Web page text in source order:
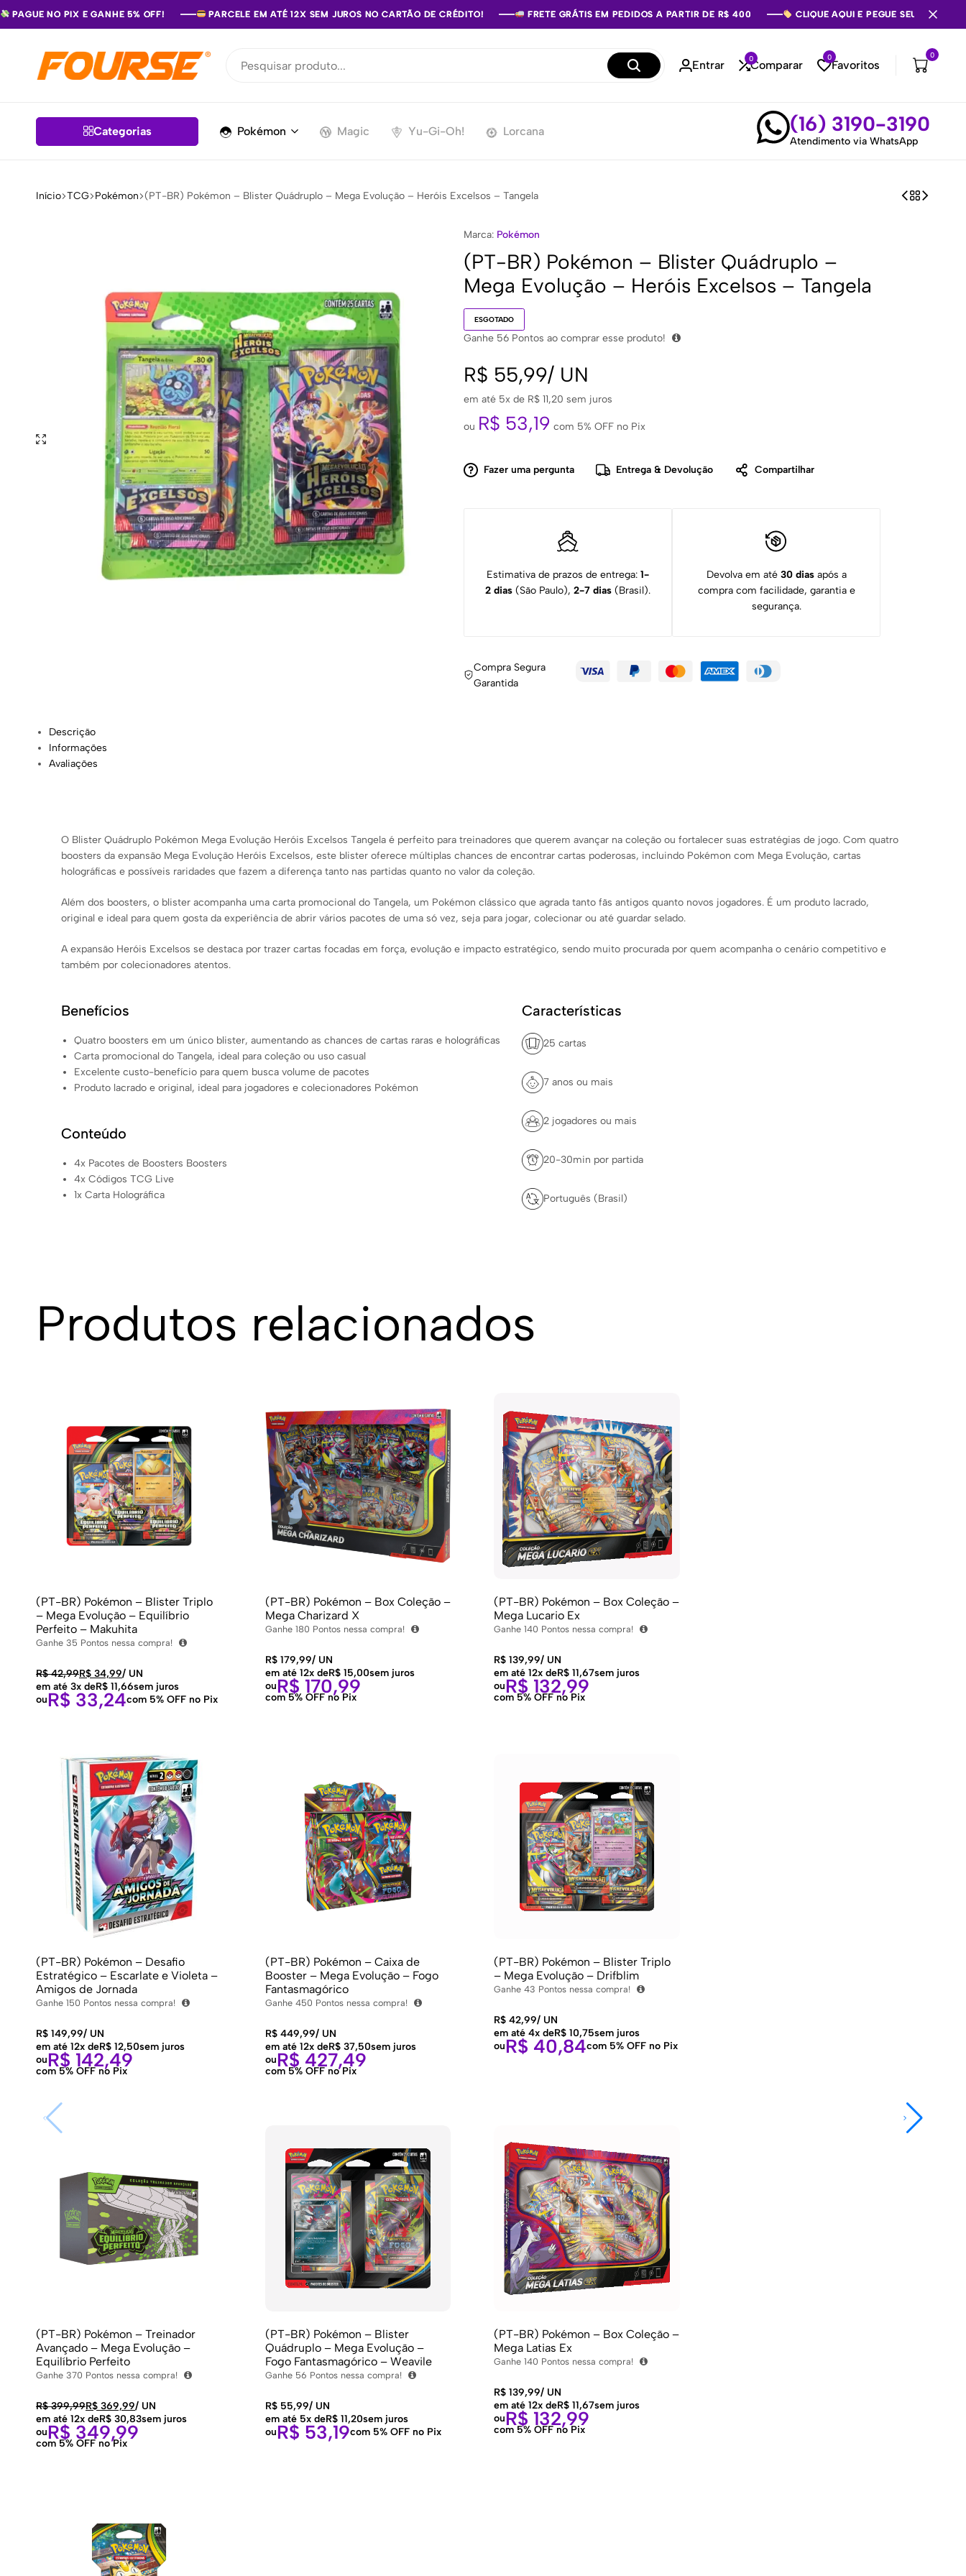
PAGUE NO PIX E GANHE 5% OFF! PARCELE EM ATÉ 12X SEM JUROS NO CARTÃO DE CRÉDITO! FRETE GRÁTIS EM PEDIDOS A PARTIR DE R$ 400 CLIQUE AQUI E PEGUE SEU CUPOM
PAGUE NO PIX E GANHE 5% OFF! PARCELE EM ATÉ 12X SEM JUROS NO CARTÃO DE CRÉDITO! FRETE GRÁTIS EM PEDIDOS A PARTIR DE R$ 400 CLIQUE AQUI E PEGUE SEU CUPOM
PAGUE NO PIX E GANHE 5% OFF! PARCELE EM ATÉ 12X SEM JUROS NO CARTÃO DE CRÉDITO! FRETE GRÁTIS EM PEDIDOS A PARTIR DE R$ 400 CLIQUE AQUI E PEGUE SEU CUPOM
jornada
Entrar 0Comparar
0
Favoritos
0
Categorias Pokémon Magic Yu-Gi-Oh! Lorcana (16) 3190-3190
Atendimento via WhatsApp
Início TCG Pokémon (PT-BR) Pokémon – Blister Quádruplo – Mega Evolução – Heróis Excelsos – Tangela
Marca: Pokémon
(PT-BR) Pokémon – Blister Quádruplo –
Mega Evolução – Heróis Excelsos – Tangela
ESGOTADO
Ganhe 56 Pontos ao comprar esse produto!
R$ 55,99/ UN
em até 5x de R$ 11,20 sem juros
ou R$ 53,19 com 5% OFF no Pix
Fazer uma pergunta Entrega & Devolução Compartilhar
Estimativa de prazos de entrega: 1-
2 dias (São Paulo), 2-7 dias (Brasil).
Devolva em até 30 diasapós a
compra com facilidade, garantia e
segurança.
Compra Segura
Garantida
Descrição
Informações
Avaliações
O Blister Quádruplo Pokémon Mega Evolução Heróis Excelsos Tangela é perfeito para treinadores que querem avançar na coleção ou fortalecer suas estratégias de jogo. Com quatro
boosters da expansão Mega Evolução Heróis Excelsos, este blister oferece múltiplas chances de encontrar cartas poderosas, incluindo Pokémon com Mega Evolução, cartas
holográficas e possíveis raridades que fazem a diferença tanto nas partidas quanto no valor da coleção.
Além dos boosters, o blister acompanha uma carta promocional do Tangela, um Pokémon clássico que agrada tanto fãs antigos quanto novos jogadores. É um produto lacrado,
original e ideal para quem gosta da experiência de abrir vários pacotes de uma só vez, seja para jogar, colecionar ou até guardar selado.
A expansão Heróis Excelsos se destaca por trazer cartas focadas em força, evolução e impacto estratégico, sendo muito procurada por quem acompanha o cenário competitivo e
também por colecionadores atentos.
Benefícios
Quatro boosters em um único blister, aumentando as chances de cartas raras e holográficas
Carta promocional do Tangela, ideal para coleção ou uso casual
Excelente custo-benefício para quem busca volume de pacotes
Produto lacrado e original, ideal para jogadores e colecionadores Pokémon
Conteúdo
4x Pacotes de Boosters Boosters
4x Códigos TCG Live
1x Carta Holográfica
Características
25 cartas
7 anos ou mais
2 jogadores ou mais
20-30min por partida
Português (Brasil)
Produtos relacionados
(PT-BR) Pokémon – Blister Triplo
– Mega Evolução – Equilíbrio
Perfeito – Makuhita
Ganhe 35 Pontos nessa compra!
R$42,99R$ 34,99/ UN
em até 3x deR$ 11,66sem juros
ouR$ 33,24com 5% OFF no Pix
(PT-BR) Pokémon – Box Coleção –
Mega Charizard X
Ganhe 180 Pontos nessa compra!
R$179,99/UN
em até 12x deR$15,00sem juros
ouR$ 170,99
com 5% OFF no Pix
(PT-BR) Pokémon – Box Coleção –
Mega Lucario Ex
Ganhe 140 Pontos nessa compra!
R$ 139,99/ UN
em até 12x deR$ 11,67sem juros
ouR$ 132,99
com 5% OFF no Pix
(PT-BR) Pokémon – Desafio
Estratégico – Escarlate e Violeta –
Amigos de Jornada
Ganhe 150 Pontos nessa compra!
R$ 149,99/ UN
em até 12x deR$ 12,50sem juros
ouR$ 142,49
com 5% OFF no Pix
(PT-BR) Pokémon – Caixa de
Booster – Mega Evolução – Fogo
Fantasmagórico
Ganhe 450 Pontos nessa compra!
R$449,99/UN
em até 12x deR$37,50sem juros
ouR$ 427,49
com 5% OFF no Pix
(PT-BR) Pokémon – Blister Triplo
– Mega Evolução – Drifblim
Ganhe 43 Pontos nessa compra!
R$ 42,99/ UN
em até 4x deR$ 10,75sem juros
ouR$ 40,84com 5% OFF no Pix
(PT-BR) Pokémon – Treinador
Avançado – Mega Evolução –
Equilíbrio Perfeito
Ganhe 370 Pontos nessa compra!
R$399,99R$ 369,99/ UN
em até 12x deR$ 30,83sem juros
ouR$ 349,99
com 5% OFF no Pix
(PT-BR) Pokémon – Blister
Quádruplo – Mega Evolução –
Fogo Fantasmagórico – Weavile
Ganhe 56 Pontos nessa compra!
R$55,99/UN
em até 5x deR$11,20sem juros
ouR$ 53,19com 5% OFF no Pix
(PT-BR) Pokémon – Box Coleção –
Mega Latias Ex
Ganhe 140 Pontos nessa compra!
R$ 139,99/ UN
em até 12x deR$ 11,67sem juros
ouR$ 132,99
com 5% OFF no Pix